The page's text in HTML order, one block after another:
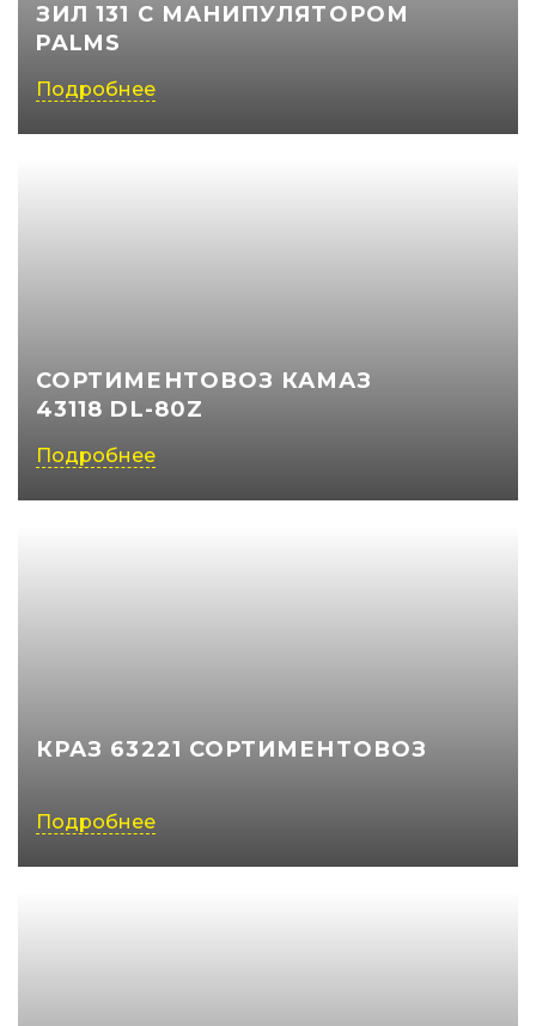
ЗИЛ 131 С МАНИПУЛЯТОРОМ
PALMS
Подробнее
СОРТИМЕНТОВОЗ КАМАЗ
43118 DL-80Z
Подробнее
КРАЗ 63221 СОРТИМЕНТОВОЗ
Подробнее